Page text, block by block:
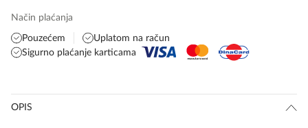
Način plaćanja
Pouzećem
Uplatom na račun
Sigurno plaćanje karticama
OPIS